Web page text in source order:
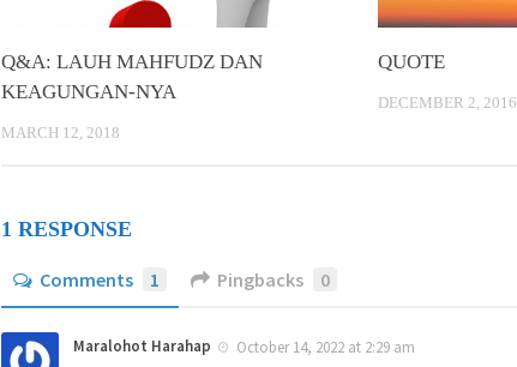
Q&A: LAUH MAHFUDZ DAN
KEAGUNGAN-NYA
MARCH 12, 2018
QUOTE
DECEMBER 2, 2016
1 RESPONSE
Comments 1 Pingbacks 0
Maralohot Harahap October 14, 2022 at 2:29 am